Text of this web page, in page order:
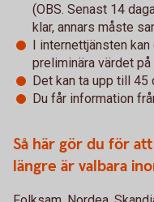
(OBS. Senast 14
klar, annars måste
I internettjänsten
preliminära värdet
Det kan ta upp till 45
Du får information
Så här gör du för
längre är valbara